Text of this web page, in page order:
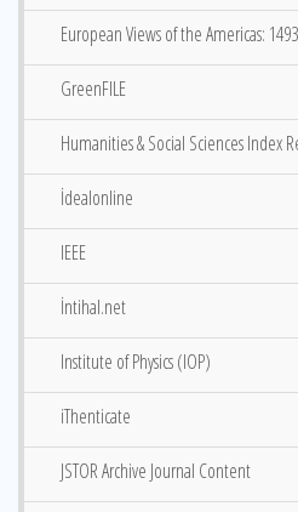
European Views of the Americas:
GreenFILE
Humanities & Social Sciences Index
İdealonline
IEEE
İntihal.net
Institute of Physics (IOP)
iThenticate
JSTOR Archive Journal Content